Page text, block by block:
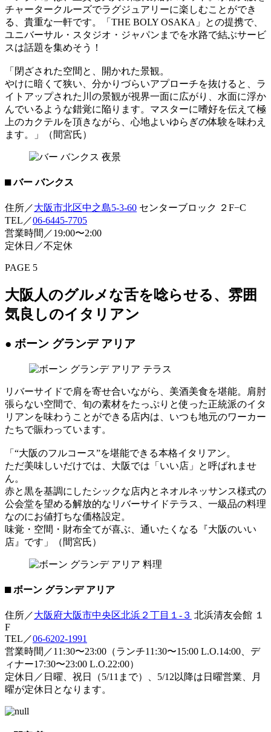
チャータークルーズでラグジュアリーに楽しむことができ
る、貴重な一軒です。「THE BOLY OSAKA」との提携で、
ユニバーサル・スタジオ・ジャパンまでを水路で結ぶサービ
スは話題を集めそう！
「閉ざされた空間と、開かれた景観。
やけに暗くて狭い、分かりづらいアプローチを抜けると、ラ
イトアップされた川の景観が視界一面に広がり、水面に浮か
んでいるような錯覚に陥ります。マスターに嗜好を伝えて極
上のカクテルを頂きながら、心地よいゆらぎの体験を味わえ
ます。」（間宮氏）
⬛︎ バー バンクス
住所／大阪市北区中之島5-3-60 センターブロック ２F−C
TEL／06-6445-7705
営業時間／19:00〜2:00
定休日／不定休
PAGE 5
大阪人のグルメな舌を唸らせる、雰囲
気良しのイタリアン
● ボーン グランデ アリア
リバーサイドで肩を寄せ合いながら、美酒美食を堪能。肩肘
張らない空間で、旬の素材をたっぷりと使った正統派のイタ
リアンを味わうことができる店内は、いつも地元のワーカー
たちで賑わっています。
「“大阪のフルコース”を堪能できる本格イタリアン。
ただ美味しいだけでは、大阪では「いい店」と呼ばれませ
ん。
赤と黒を基調にしたシックな店内とネオルネッサンス様式の
公会堂を望める解放的なリバーサイドテラス、一級品の料理
なのにお値打ちな価格設定。
味覚・空間・財布全てが喜ぶ、通いたくなる『大阪のいい
店』です」（間宮氏）
⬛︎ ボーン グランデ アリア
住所／大阪府大阪市中央区北浜２丁目１-３ 北浜清友会館 １
F
TEL／06-6202-1991
営業時間／11:30〜23:00（ランチ11:30〜15:00 L.O.14:00、デ
ィナー17:30〜23:00 L.O.22:00）
定休日／日曜、祝日（5/11まで）、5/12以降は日曜営業、月
曜が定休日となります。